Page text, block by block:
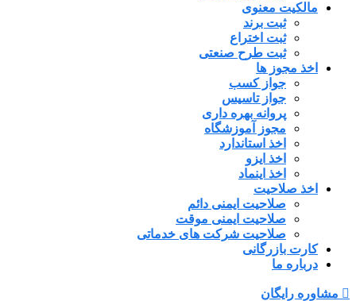
مالکیت معنوی
ثبت برند
ثبت اختراع
ثبت طرح صنعتی
اخذ مجوز ها
جواز کسب
جواز تاسیس
پروانه بهره داری
مجوز آموزشگاه
اخذ استاندارد
اخذ ایزو
اخذ اینماد
اخذ صلاحیت
صلاحیت ایمنی دائم
صلاحیت ایمنی موقت
صلاحیت شرکت های خدماتی
کارت بازرگانی
درباره ما
مشاوره رایگان